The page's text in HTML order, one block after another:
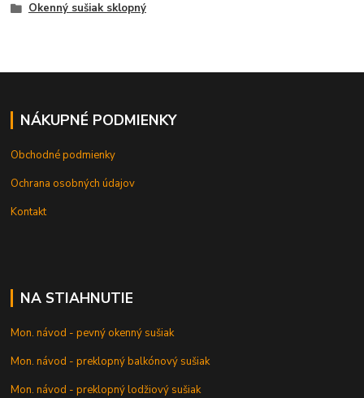
Okenný sušiak sklopný
NÁKUPNÉ PODMIENKY
Obchodné podmienky
Ochrana osobných údajov
Kontakt
NA STIAHNUTIE
Mon. návod - pevný okenný sušiak
Mon. návod - preklopný balkónový sušiak
Mon. návod - preklopný lodžiový sušiak